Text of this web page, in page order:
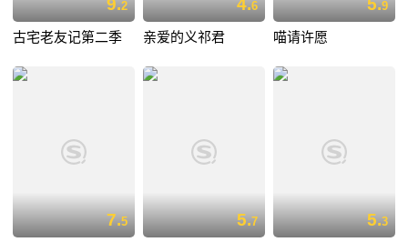
9.2
古宅老友记第二季
4.6
亲爱的义祁君
5.9
喵请许愿
7.5 5.7 5.3